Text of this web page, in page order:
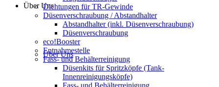
Über Uns
Über Uns
Dichtungen für TR-Gewinde
Düsenverschraubung / Abstandhalter
Abstandhalter (inkl. Düsenverschraubung)
Düsenverschraubung
eco!Booster
Entnahmestelle
Fass- und Behälterreinigung
Düsenkits für Spritzköpfe (Tank-
Innenreinigungsköpfe)